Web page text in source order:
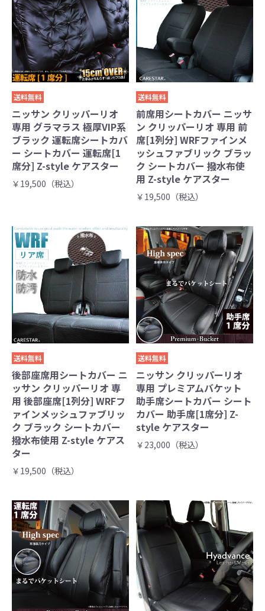
送料無料
ニッサン クリッパーリオ
専用 グラマラス 極厚VIP系
ブラック 運転席シートカバ
ー シートカバー 運転席[1
席分] Z-style ケアスター
￥19,500（税込）
送料無料
前席用シートカバー ニッサ
ン クリッパーリオ 専用 前
席[1列分] WRFファインメ
ッシュファブリック ブラッ
ク シートカバー 撥水布使
用 Z-style ケアスター
￥19,500（税込）
送料無料
後部座席用シートカバー ニ
ッサン クリッパーリオ 専
用 後部座席[1列分] WRFフ
ァインメッシュファブリッ
ク ブラック シートカバー
撥水布使用 Z-style ケアス
ター
￥19,500（税込）
送料無料
ニッサン クリッパーリオ
専用 プレミアムバケット
助手席シートカバー シート
カバー 助手席[1席分] Z-
style ケアスター
￥23,000（税込）